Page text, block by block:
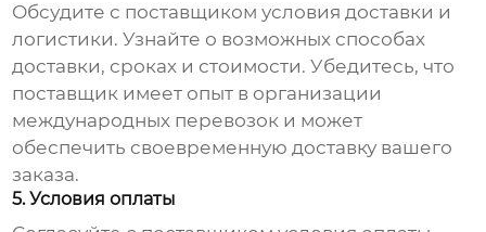
Обсудите с поставщиком условия доставки и
логистики. Узнайте о возможных способах
доставки, сроках и стоимости. Убедитесь, что
поставщик имеет опыт в организации
международных перевозок и может
обеспечить своевременную доставку вашего
заказа.
5. Условия оплаты